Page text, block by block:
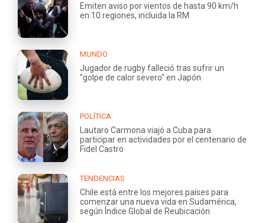
Emiten aviso por vientos de hasta 90 km/h
en 10 regiones, incluida la RM
MUNDO
Jugador de rugby falleció tras sufrir un
"golpe de calor severo" en Japón
POLÍTICA
Lautaro Carmona viajó a Cuba para
participar en actividades por el centenario de
Fidel Castro
TENDENCIAS
Chile está entre los mejores países para
comenzar una nueva vida en Sudamérica,
según Índice Global de Reubicación